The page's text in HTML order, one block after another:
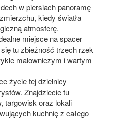
w piersiach panoramę
kiedy światła
atmosferę.
miejsce na spacer
tu zbieżność trzech rzek
malowniczym i wartym
życie tej dzielnicy
Znajdziecie tu
targowisk oraz lokali
kuchnię z całego